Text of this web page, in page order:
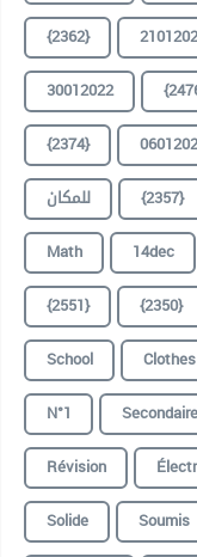
{2362}
30012022
{2374}
للمكان
{2357}
Math
14dec
{2551}
{2350}
School
Clothes
N°1
Secondaire
Révision
Solide
Soumis